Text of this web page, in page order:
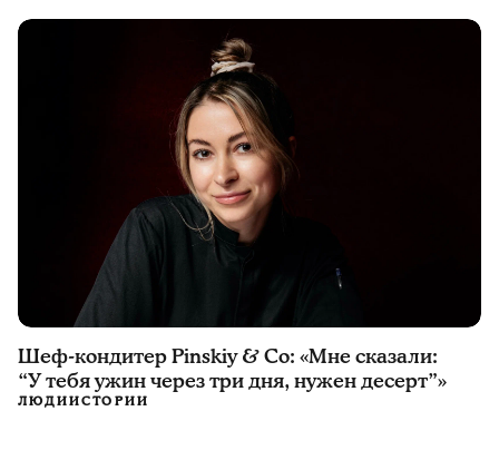
Шеф-кондитер Pinskiy & Co: «Мне сказали:
“У тебя ужин через три дня, нужен десерт”»
ЛЮДИИСТОРИИ